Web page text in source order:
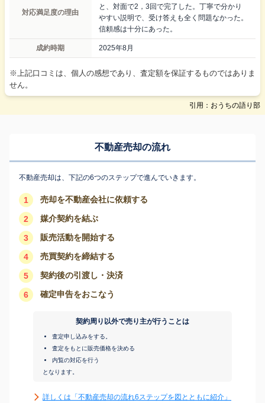
対応満足度の理由
と、対面で2，3回で完了した。丁寧で分かり
やすい説明で、受け答えも全く問題なかった。
信頼感は十分にあった。
成約時期 2025年8月
※上記口コミは、個人の感想であり、査定額を保証するものではありま
せん。
引用：おうちの語り部
不動産売却の流れ
不動産売却は、下記の6つのステップで進んでいきます。
1 売却を不動産会社に依頼する
2 媒介契約を結ぶ
3 販売活動を開始する
4 売買契約を締結する
5 契約後の引渡し・決済
6 確定申告をおこなう
契約周り以外で売り主が行うことは
査定申し込みをする。
査定をもとに販売価格を決める
内覧の対応を行う
となります。
詳しくは「不動産売却の流れ6ステップを図とともに紹介」